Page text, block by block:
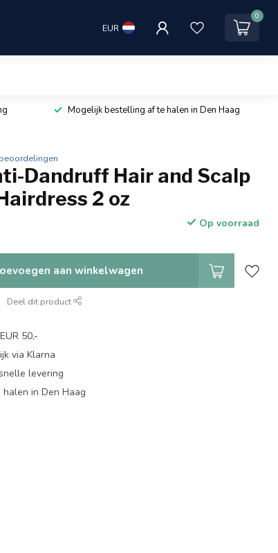
EUR
0
Mogelijk bestelling af te halen in Den Haag
Dandruff Hair and Scalp
2 oz
Op voorraad
aan winkelwagen
Deel dit product
50,-
via Klarna
levering
in Den Haag